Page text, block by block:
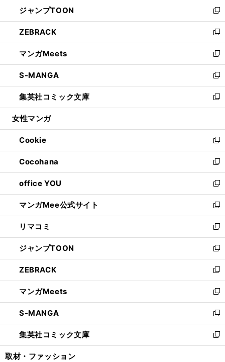
く
で
開
く
ド
ウ
で
開
く
ィ
ン
ド
ウ
で
開
く
い
ウ
ィ
ン
ド
ウ
で
開
く
ジャンプTOON
新
し
い
ウ
ィ
ン
ド
ウ
で
開
ZEBRACK
新
し
い
ウ
ィ
ン
ド
ウ
開
く
マンガMeets
新
し
い
ウ
ィ
ン
ウ
で
開
く
S-MANGA
新
し
い
ウ
ン
ド
ウ
で
開
く
集英社コミック文庫
新
し
ウ
ィ
ン
ド
ウ
で
開
く
女性マンガ
Cookie
新
し
い
ウ
ィ
ン
ド
ウ
で
開
く
Cocohana
新
し
い
ウ
ィ
ン
ド
ウ
で
開
く
office YOU
新
し
い
ウ
ィ
ン
ド
ウ
で
開
く
マンガMee公式サイト
新
し
い
ウ
ィ
ン
ド
ウ
で
開
く
リマコミ
新
し
い
ウ
ィ
ン
ド
ウ
で
開
く
ジャンプTOON
新
し
い
ウ
ィ
ン
ド
ウ
で
開
ZEBRACK
新
し
い
ウ
ィ
ン
ド
ウ
マンガMeets
新
し
い
ウ
ィ
ン
S-MANGA
新
し
い
ウ
集英社コミック文庫
新
し
取材・ファッション